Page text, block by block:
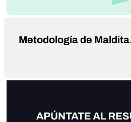
Metodología de